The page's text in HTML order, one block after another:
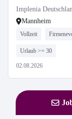
Implenia
Mannheim
Vollzeit
Urlaub >= 30
02.08.2026